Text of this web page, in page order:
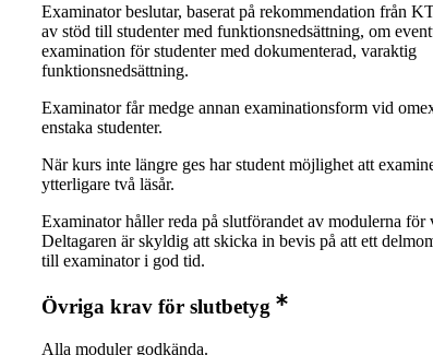
Examinator beslutar, baserat på rekommendation från
av stöd till studenter med funktionsnedsättning, om
examination för studenter med dokumenterad, varaktig
funktionsnedsättning.
Examinator får medge annan examinationsform vid
enstaka studenter.
När kurs inte längre ges har student möjlighet att
ytterligare två läsår.
Examinator håller reda på slutförandet av modulerna för
Deltagaren är skyldig att skicka in bevis på att ett
till examinator i god tid.
Övriga krav för slutbetyg
Alla moduler godkända.